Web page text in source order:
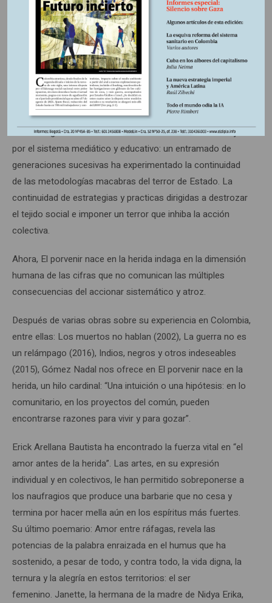
como desaparecidas. Erick Arellana, Fidel Mingorance,
desde Luxemburgo, y Paco Gómez, trabajaron durante más
de tres años para configurar un trabajo tan doloroso como
indispensable: Cartografía de la desaparición forzada en
Colombia (2019), un documento en el que 82.472 rostros
fueron dibujados para seguir clamando por la memoria, la
justicia y la verdad.
La investigación revela una verdad escondida o desdibujada
por el sistema mediático y educativo: un entramado de
generaciones sucesivas ha experimentado la continuidad
de las metodologías macabras del terror de Estado. La
continuidad de estrategias y practicas dirigidas a destrozar
el tejido social e imponer un terror que inhiba la acción
colectiva.
Ahora, El porvenir nace en la herida indaga en la dimensión
humana de las cifras que no comunican las múltiples
consecuencias del accionar sistemático y atroz.
Después de varias obras sobre su experiencia en Colombia,
entre ellas: Los muertos no hablan (2002), La guerra no es
un relámpago (2016), Indios, negros y otros indeseables
(2015), Gómez Nadal nos ofrece en El porvenir nace en la
herida, un hilo cardinal: “Una intuición o una hipótesis: en lo
comunitario, en los proyectos del común, pueden
encontrarse razones para vivir y para gozar”.
Erick Arellana Bautista ha encontrado la fuerza vital en “el
amor antes de la herida”. Las artes, en su expresión
individual y en colectivos, le han permitido sobreponerse a
los naufragios que produce una barbarie que no cesa y
termina por hacer mella aún en los espíritus más fuertes.
Su último poemario: Amor entre ráfagas, revela las
potencias de la palabra enraizada en el humus que ha
sostenido, a pesar de todo, y contra todo, la vida digna, la
ternura y la alegría en estos territorios: el ser
femenino. Janette, la hermana de la madre de Nidya Erika,